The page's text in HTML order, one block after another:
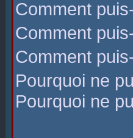
Comment
Comment
Comment
Pourquoi ne
Pourquoi ne